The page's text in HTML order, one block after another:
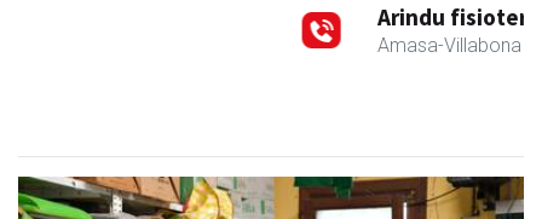
Arindu fisioterapia eta osteopatia